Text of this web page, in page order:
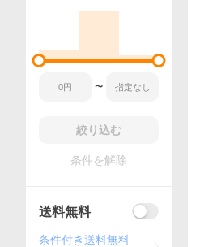
〜
絞り込む
条件を解除
送料無料
条件付き送料無料